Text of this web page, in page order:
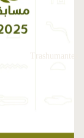
Trashumantes